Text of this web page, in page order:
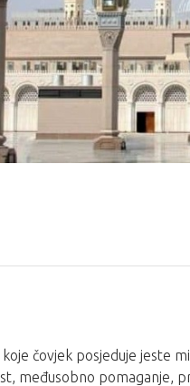
čovjek posjeduje jeste
međusobno pomaganje,